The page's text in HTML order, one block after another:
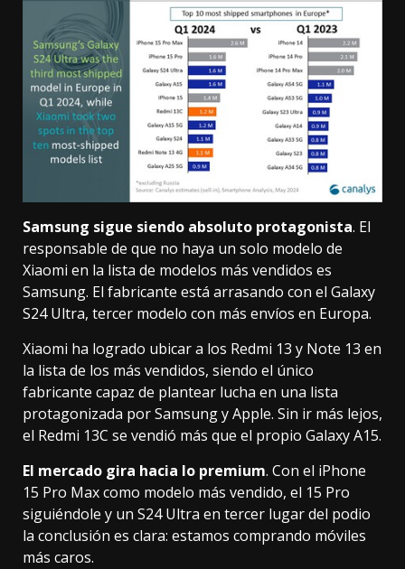
Samsung sigue siendo absoluto protagonista. El
responsable de que no haya un solo modelo de
Xiaomi en la lista de modelos más vendidos es
Samsung. El fabricante está arrasando con el Galaxy
S24 Ultra, tercer modelo con más envíos en Europa.
Xiaomi ha logrado ubicar a los Redmi 13 y Note 13 en
la lista de los más vendidos, siendo el único
fabricante capaz de plantear lucha en una lista
protagonizada por Samsung y Apple. Sin ir más lejos,
el Redmi 13C se vendió más que el propio Galaxy A15.
El mercado gira hacia lo premium. Con el iPhone
15 Pro Max como modelo más vendido, el 15 Pro
siguiéndole y un S24 Ultra en tercer lugar del podio
la conclusión es clara: estamos comprando móviles
más caros.